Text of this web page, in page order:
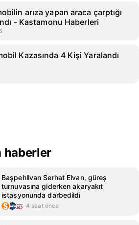
arıza yapan araca çarptığı
- Kastamonu Haberleri
Kazasında 4 Kişi Yaralandı
haberler
Başpehlivan Serhat Elvan, güreş
turnuvasına giderken akaryakıt
istasyonunda darbedildi
4 saat önce